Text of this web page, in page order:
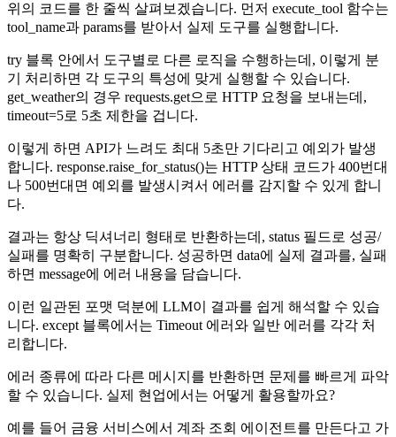
위의 코드를 한 줄씩 살펴보겠습니다. 먼저 execute_tool 함수는
tool_name과 params를 받아서 실제 도구를 실행합니다.
try 블록 안에서 도구별로 다른 로직을 수행하는데, 이렇게 분
기 처리하면 각 도구의 특성에 맞게 실행할 수 있습니다.
get_weather의 경우 requests.get으로 HTTP 요청을 보내는데,
timeout=5로 5초 제한을 겁니다.
이렇게 하면 API가 느려도 최대 5초만 기다리고 예외가 발생
합니다. response.raise_for_status()는 HTTP 상태 코드가 400번대
나 500번대면 예외를 발생시켜서 에러를 감지할 수 있게 합니
다.
결과는 항상 딕셔너리 형태로 반환하는데, status 필드로 성공/
실패를 명확히 구분합니다. 성공하면 data에 실제 결과를, 실패
하면 message에 에러 내용을 담습니다.
이런 일관된 포맷 덕분에 LLM이 결과를 쉽게 해석할 수 있습
니다. except 블록에서는 Timeout 에러와 일반 에러를 각각 처
리합니다.
에러 종류에 따라 다른 메시지를 반환하면 문제를 빠르게 파악
할 수 있습니다. 실제 현업에서는 어떻게 활용할까요?
예를 들어 금융 서비스에서 계좌 조회 에이전트를 만든다고 가